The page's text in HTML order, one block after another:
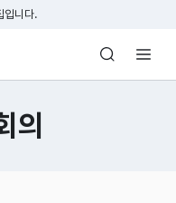
로가기
입니다.
Korea Media
의